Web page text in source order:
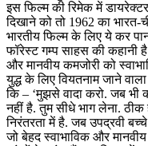
इस फिल्म की रिमेक में
दिखाने को तो 1962 का भारत-
भारतीय फिल्म के लिए ये कर
फॉरेस्ट गम्प साहस की कहानी
और मानवीय कमजोरी को
युद्ध के लिए वियतनाम जाने
कि – ‘मुझसे वादा करो. जब
नहीं है. तुम सीधे भाग लेना. ठीक
निरंतरता में है. जब उपद्रवी
जो बेहद स्वाभाविक और